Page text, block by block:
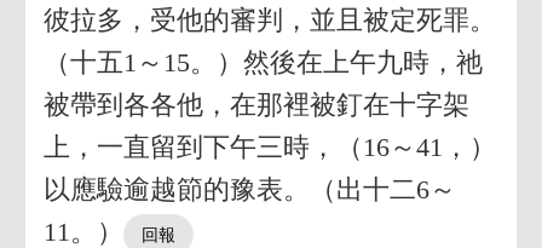
彼拉多，受他的審判，並且被定死罪。
（十五1～15。）然後在上午九時，祂
被帶到各各他，在那裡被釘在十字架
上，一直留到下午三時，（16～41，）
以應驗逾越節的豫表。（出十二6～
11。）